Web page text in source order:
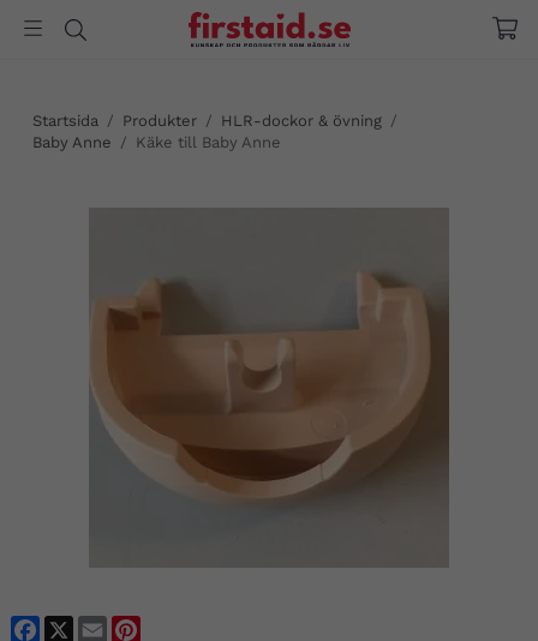
Startsida / Produkter / HLR-dockor & övning /
Baby Anne / Käke till Baby Anne
FacebookEmail